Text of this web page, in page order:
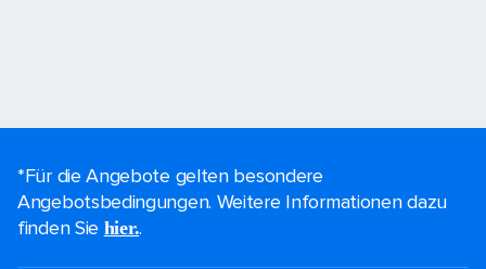
*Für die Angebote gelten besondere
Angebotsbedingungen. Weitere Informationen dazu
finden Sie hier..